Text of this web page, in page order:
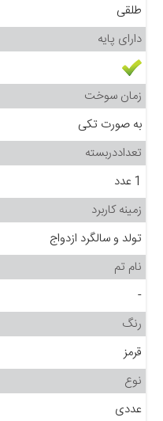
طلقی
دارای پایه
زمان سوخت
به صورت تکی
تعداددربسته
1 عدد
زمینه کاربرد
تولد و سالگرد ازدواج
نام تم
-
رنگ
قرمز
نوع
عددی